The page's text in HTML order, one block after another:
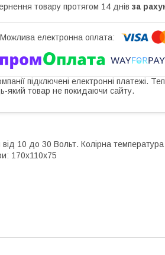
товару протягом 14 днів за
підключені електронні платежі.
який товар не покидаючи сайту.
10 до 30 Вольт. Колірна
170x110х75